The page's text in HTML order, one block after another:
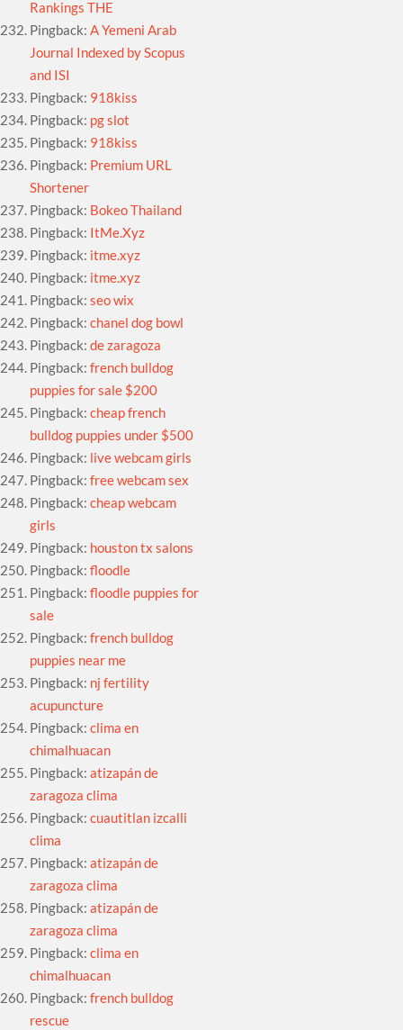
Rankings THE
Pingback:A Yemeni Arab
Journal Indexed by Scopus
and ISI
Pingback: 918kiss
Pingback: pg slot
Pingback: 918kiss
Pingback: Premium URL
Shortener
Pingback: Bokeo Thailand
Pingback: ItMe.Xyz
Pingback: itme.xyz
Pingback: itme.xyz
Pingback:seo wix
Pingback:chanel dog bowl
Pingback:de zaragoza
Pingback:french bulldog
puppies for sale $200
Pingback:cheap french
bulldog puppies under $500
Pingback: live webcam girls
Pingback:free webcam sex
Pingback:cheap webcam
girls
Pingback: houston tx salons
Pingback:floodle
Pingback:floodle puppies for
sale
Pingback:french bulldog
puppies near me
Pingback: nj fertility
acupuncture
Pingback:clima en
chimalhuacan
Pingback:atizapán de
zaragoza clima
Pingback:cuautitlan izcalli
clima
Pingback:atizapán de
zaragoza clima
Pingback:atizapán de
zaragoza clima
Pingback:clima en
chimalhuacan
Pingback:french bulldog
rescue